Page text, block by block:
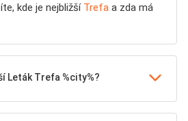
kde je nejbližší Trefa a zda má
Leták Trefa %city%?